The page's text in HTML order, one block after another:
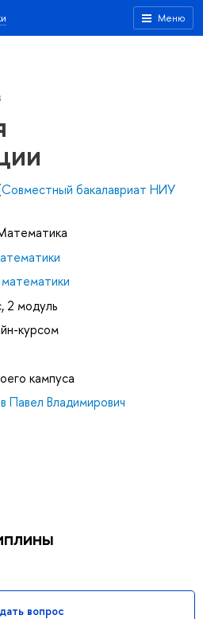
Меню
Совместный бакалавриат НИУ
2 модуль
курсом
кампуса
Павел Владимирович
вопрос